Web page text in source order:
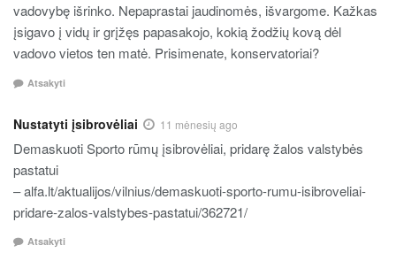
vadovybę išrinko. Nepaprastai jaudinomės, išvargome. Kažkas
įsigavo į vidų ir grįžęs papasakojo, kokią žodžių kovą dėl
vadovo vietos ten matė. Prisimenate, konservatoriai?
Atsakyti
Nustatyti įsibrovėliai 11 mėnesių ago
Demaskuoti Sporto rūmų įsibrovėliai, pridarę žalos valstybės
pastatui
– alfa.lt/aktualijos/vilnius/demaskuoti-sporto-rumu-isibroveliai-
pridare-zalos-valstybes-pastatui/362721/
Atsakyti